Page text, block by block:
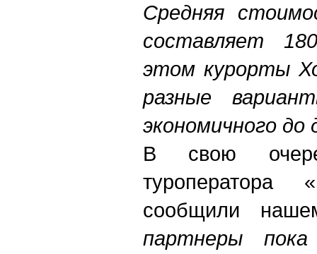
Средняя
составляет
этом курорты
разные
экономичного до
В свою
туроператора
сообщили
партнеры